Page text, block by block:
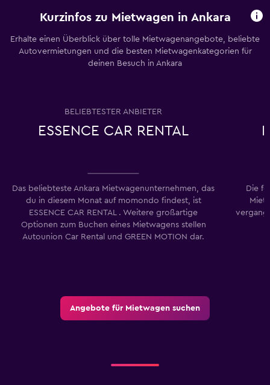
Kurzinfos zu Mietwagen in Ankara
Erhalte einen Überblick über tolle Mietwagenangebote, beliebte
Autovermietungen und die besten Mietwagenkategorien für
deinen Besuch in Ankara
BELIEBTESTER ANBIETER
ESSENCE CAR RENTAL
Das beliebteste Ankara Mietwagenunternehmen, das
du in diesem Monat auf momondo findest, ist
ESSENCE CAR RENTAL . Weitere großartige
Optionen zum Buchen eines Mietwagens stellen
Autounion Car Rental und GREEN MOTION dar.
Die
Angebote für Mietwagen suchen